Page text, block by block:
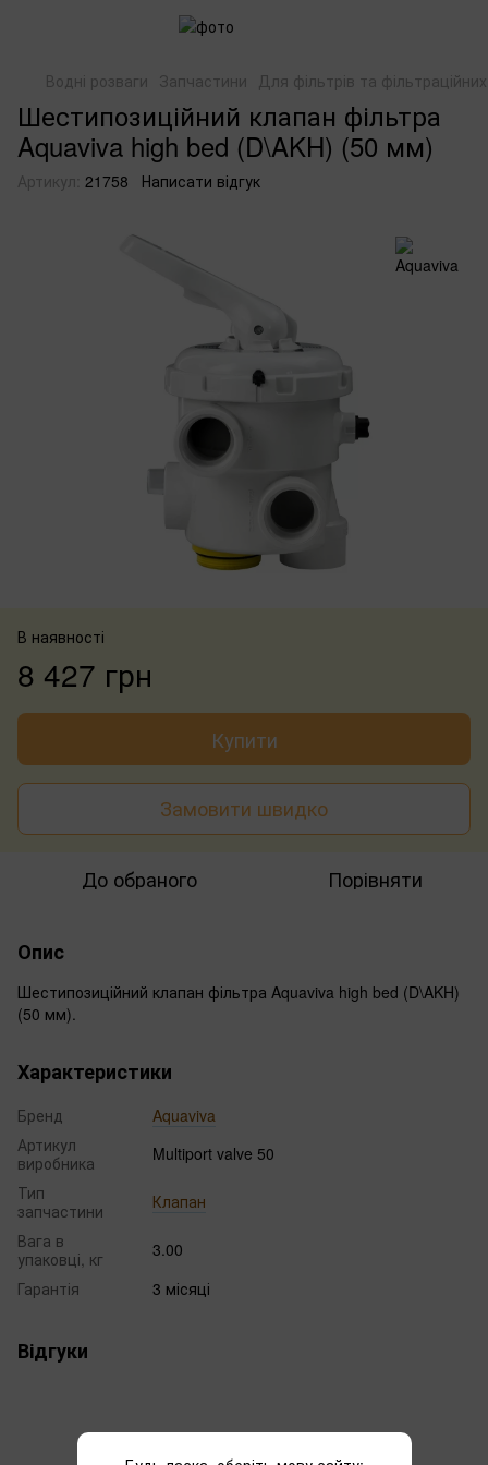
Водні розваги Запчастини Для фільтрів та
Шестипозиційний клапан фільтра
Aquaviva high bed (D\AKH) (50 мм)
Артикул: 21758 Написати відгук
В наявності
8 427 грн
Купити
Замовити швидко
До обраного Порівняти
Опис
Шестипозиційний клапан фільтра Aquaviva high bed (D\AKH)
(50 мм).
Характеристики
Бренд
Aquaviva
Артикул
виробника
Multiport valve 50
Тип
запчастини
Клапан
Вага в
упаковці, кг
3.00
Гарантія
3 місяці
Відгуки